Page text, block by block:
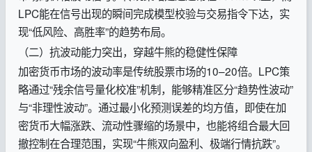
LPC能在信号出现的瞬间完成模型校验与交易指令下达，实
现“低风险、高胜率”的趋势布局。
（二）抗波动能力突出，穿越牛熊的稳健性保障
加密货币市场的波动率是传统股票市场的10–20倍。LPC策
略通过“残余信号量化校准”机制，能够精准区分“趋势性波动”
与“非理性波动”。通过最小化预测误差的均方值，即使在加
密货币大幅涨跌、流动性骤缩的场景中，也能将组合最大回
撤控制在合理范围，实现“牛熊双向盈利、极端行情抗跌”。